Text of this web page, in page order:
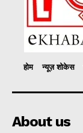
होम न्यूज़ शोकेस
About us